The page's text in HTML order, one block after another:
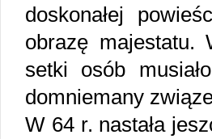
doskonałej
obrazę majestatu.
setki osób
domniemany
W 64 r. nastała